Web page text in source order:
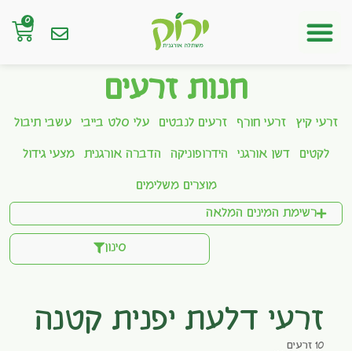
0
חנות זרעים
זרעי קיץ זרעי חורף זרעים לנבטים עלי סלט בייבי עשבי תיבול
לקטים דשן אורגני הידרופוניקה הדברה אורגנית מצעי גידול
מוצרים משלימים
רשימת המינים המלאה
סינון
זרעי דלעת יפנית קטנה
10 זרעים